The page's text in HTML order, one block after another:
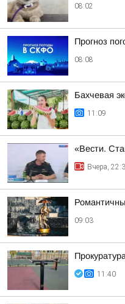
08:02
Прогноз
08:08
Бахчевая
11:09
«Вести.
Вчера,
09:03
11:40